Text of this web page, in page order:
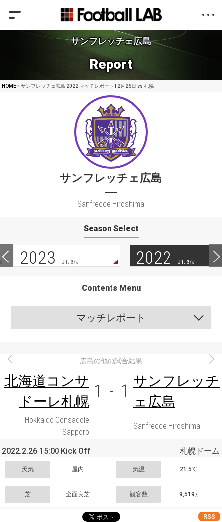
サンフレッチェ広島
Report
HOME» サンフレッチェ広島 2022 マッチレポート | 2月26日 vs 札幌
サンフレッチェ広島
Sanfrecce Hiroshima
Season Select
2023 J1. 3位 2022 J1. 3位
Contents Menu
マッチレポート
広島の他の試合結果
北海道コンサ
ドーレ札幌 1 - 1
サンフレッチ
ェ広島
Hokkaido Consadole
Sapporo
Sanfrecce Hiroshima
2022.2.26 15:00 Kick Off 札幌ドーム
天気 屋内 気温 21.5℃
芝 全面良芝 観客数 9,519 人
RSS